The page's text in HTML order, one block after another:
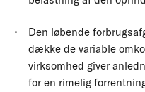
Den løbende
dække de variable
virksomhed giver
for en rimelig